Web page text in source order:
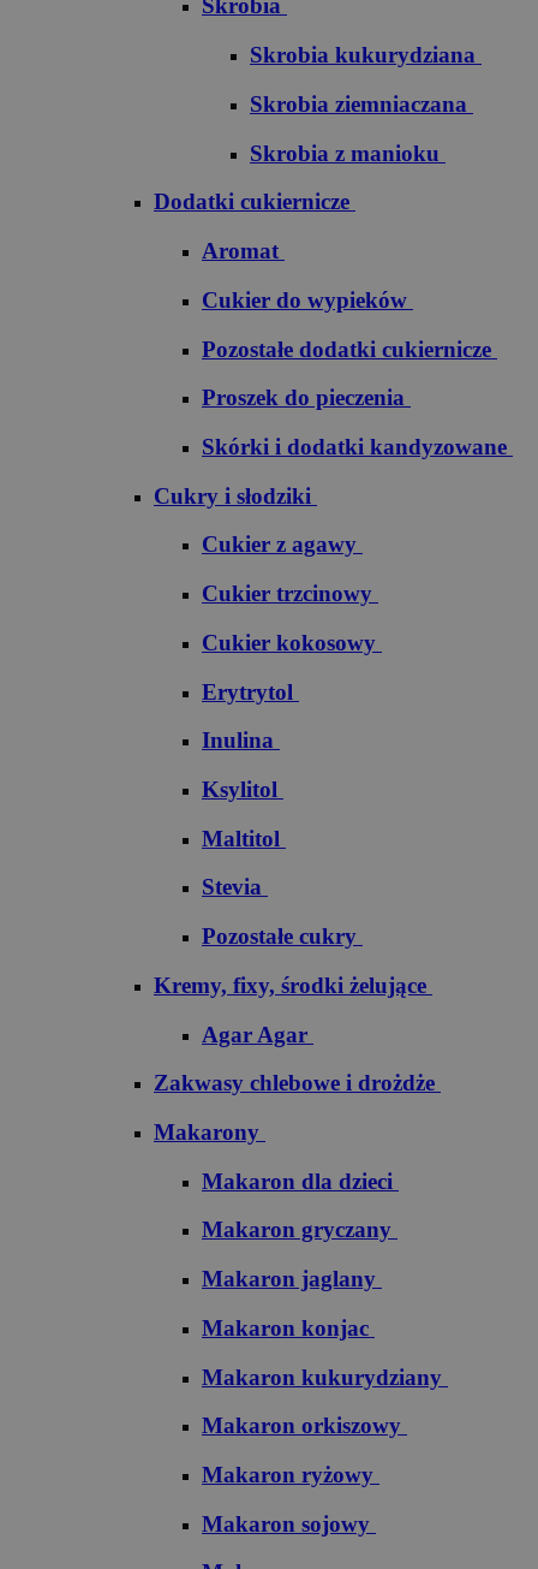
Skrobia
Skrobia kukurydziana
Skrobia ziemniaczana
Skrobia z manioku
Dodatki cukiernicze
Aromat
Cukier do wypieków
Pozostałe dodatki cukiernicze
Proszek do pieczenia
Skórki i dodatki kandyzowane
Cukry i słodziki
Cukier z agawy
Cukier trzcinowy
Cukier kokosowy
Erytrytol
Inulina
Ksylitol
Maltitol
Stevia
Pozostałe cukry
Kremy, fixy, środki żelujące
Agar Agar
Zakwasy chlebowe i drożdże
Makarony
Makaron dla dzieci
Makaron gryczany
Makaron jaglany
Makaron konjac
Makaron kukurydziany
Makaron orkiszowy
Makaron ryżowy
Makaron sojowy